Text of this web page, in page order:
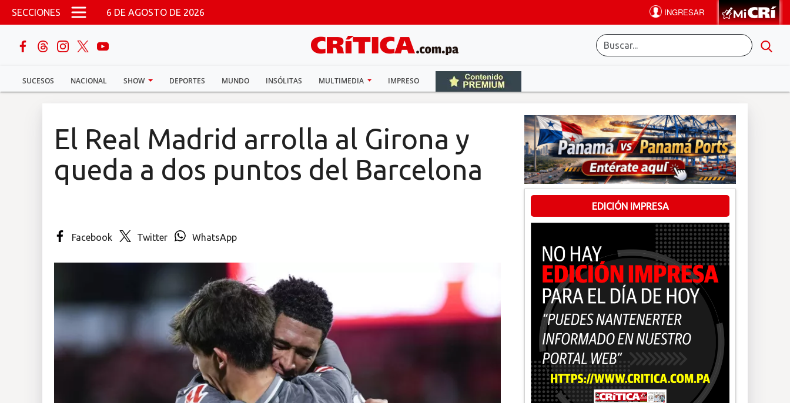
Pasar al contenido principal
SECCIONES 6 DE AGOSTO DE 2026
SUCESOS NACIONAL SHOW DEPORTES MUNDO INSÓLITAS MULTIMEDIA IMPRESO
buscar
Sucesos
Multimedia
El Real Madrid arrolla al Girona y
queda a dos puntos del Barcelona
Facebook Twitter WhatsApp
EDICIÓN IMPRESA